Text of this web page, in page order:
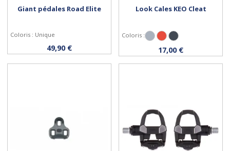
Acheter
Giant pédales Road Elite
Coloris : Unique
49,90 € Personnaliser
Look Cales KEO Cleat
Coloris : Gris Rouge Noir
17,00 €